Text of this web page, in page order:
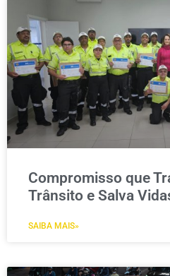
Compromisso que
Trânsito e Salva
SAIBA MAIS»